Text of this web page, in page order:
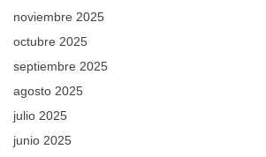
noviembre 2025
octubre 2025
septiembre 2025
agosto 2025
julio 2025
junio 2025